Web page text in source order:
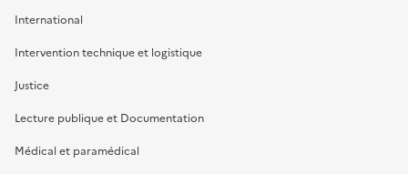
International
Intervention technique et logistique
Justice
Lecture publique et Documentation
Médical et paramédical